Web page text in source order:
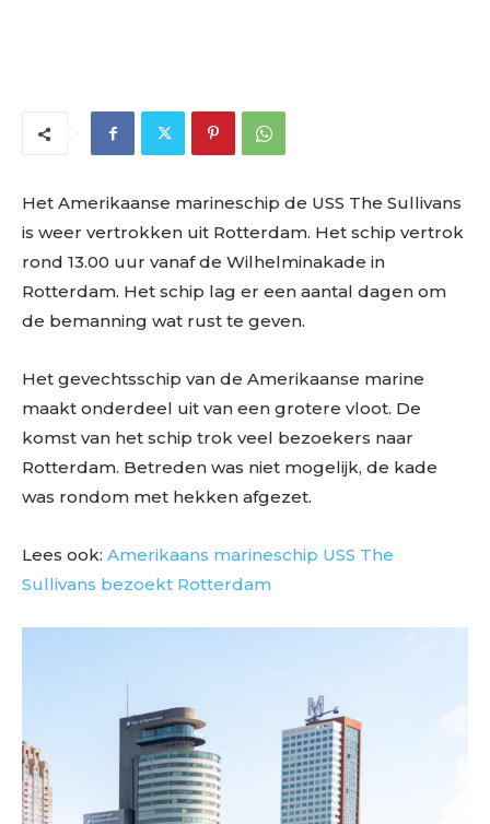
Het Amerikaanse marineschip de USS The Sullivans
is weer vertrokken uit Rotterdam. Het schip vertrok
rond 13.00 uur vanaf de Wilhelminakade in
Rotterdam. Het schip lag er een aantal dagen om
de bemanning wat rust te geven.
Het gevechtsschip van de Amerikaanse marine
maakt onderdeel uit van een grotere vloot. De
komst van het schip trok veel bezoekers naar
Rotterdam. Betreden was niet mogelijk, de kade
was rondom met hekken afgezet.
Lees ook: Amerikaans marineschip USS The
Sullivans bezoekt Rotterdam